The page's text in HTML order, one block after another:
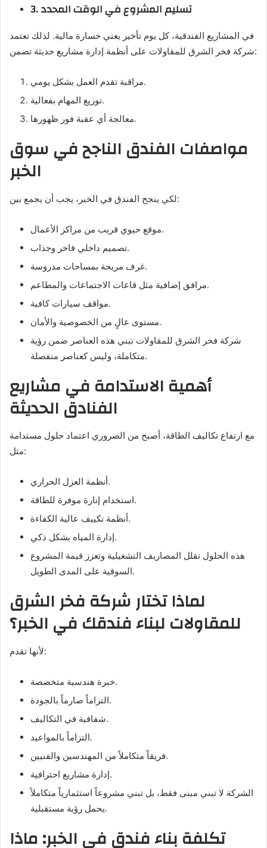
3. تسليم المشروع في الوقت المحدد
في المشاريع الفندقية، كل يوم تأخير يعني خسارة مالية. لذلك تعتمد
شركة فخر الشرق للمقاولات على أنظمة إدارة مشاريع حديثة تضمن:
مراقبة تقدم العمل بشكل يومي.
توزيع المهام بفعالية.
معالجة أي عقبة فور ظهورها.
مواصفات الفندق الناجح في سوق
الخبر
لكي ينجح الفندق في الخبر، يجب أن يجمع بين:
موقع حيوي قريب من مراكز الأعمال.
تصميم داخلي فاخر وجذاب.
غرف مريحة بمساحات مدروسة.
مرافق إضافية مثل قاعات الاجتماعات والمطاعم.
مواقف سيارات كافية.
مستوى عالٍ من الخصوصية والأمان.
شركة فخر الشرق للمقاولات تبني هذه العناصر ضمن رؤية
متكاملة، وليس كعناصر منفصلة.
أهمية الاستدامة في مشاريع
الفنادق الحديثة
مع ارتفاع تكاليف الطاقة، أصبح من الضروري اعتماد حلول مستدامة
مثل:
أنظمة العزل الحراري.
استخدام إنارة موفرة للطاقة.
أنظمة تكييف عالية الكفاءة.
إدارة المياه بشكل ذكي.
هذه الحلول تقلل المصاريف التشغيلية وتعزز قيمة المشروع
السوقية على المدى الطويل.
لماذا تختار شركة فخر الشرق
للمقاولات لبناء فندقك في الخبر؟
لأنها تقدم:
خبرة هندسية متخصصة.
التزاماً صارماً بالجودة.
شفافية في التكاليف.
التزاماً بالمواعيد.
فريقاً متكاملاً من المهندسين والفنيين.
إدارة مشاريع احترافية.
الشركة لا تبني مبنى فقط، بل تبني مشروعاً استثمارياً متكاملاً
يحمل رؤية مستقبلية.
تكلفة بناء فندق في الخبر: ماذا